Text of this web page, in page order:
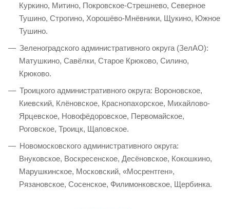
Куркино, Митино, Покровское-Стрешнево, Северное
Тушино, Строгино, Хорошёво-Мнёвники, Щукино, Южное
Тушино.
Зеленоградского административного округа (ЗелАО):
Матушкино, Савёлки, Старое Крюково, Силино,
Крюково.
Троицкого административного округа: Вороновское,
Киевский, Клёновское, Краснопахорское, Михайлово-
Ярцевское, Новофёдоровское, Первомайское,
Роговское, Троицк, Щаповское.
Новомосковского административного округа:
Внуковское, Воскресенское, Десёновское, Кокошкино,
Марушкинское, Московский, «Мосрентген»,
Рязановское, Сосенское, Филимонковское, Щербинка.